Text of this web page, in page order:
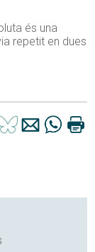
és una
repetit en dues